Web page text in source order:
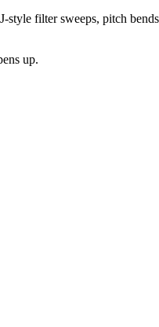
filter sweeps, pitch
up.